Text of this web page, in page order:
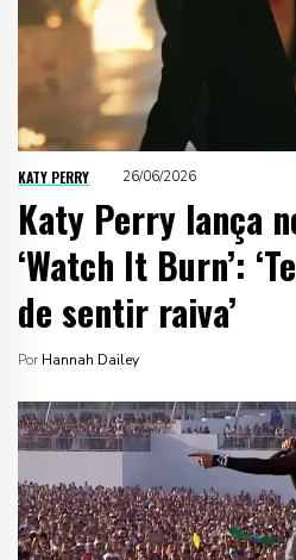
KATY PERRY 26/06/2026
Katy Perry lança
‘Watch It Burn’:
de sentir raiva’
Por Hannah Dailey